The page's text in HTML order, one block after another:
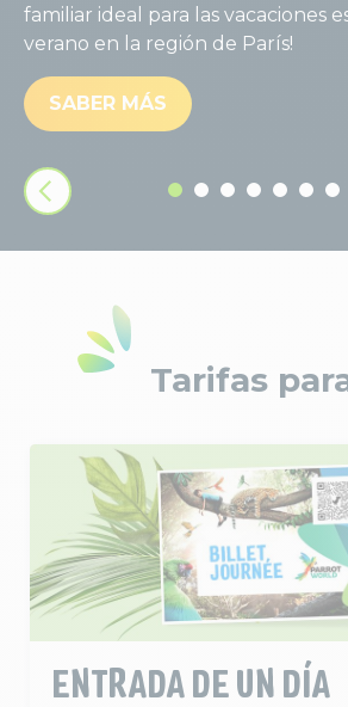
familiar ideal para las vacaciones
verano en la región de París!
SABER MÁS
Tarifas
ENTRADA DE UN DÍA